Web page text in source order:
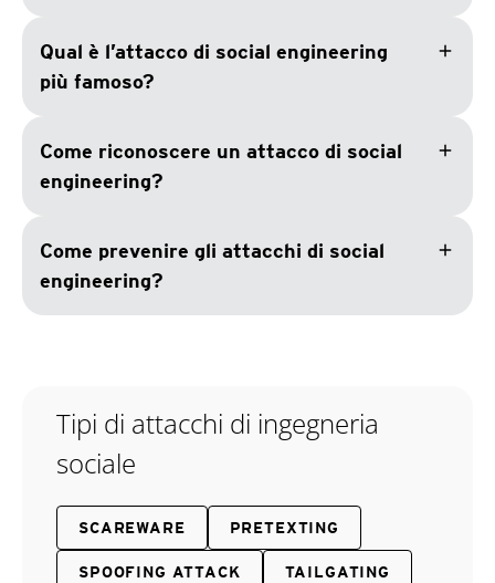
Qual è l’attacco di social engineering
più famoso?
add
Come riconoscere un attacco di social
engineering?
add
Come prevenire gli attacchi di social
engineering?
add
Tipi di attacchi di ingegneria
sociale
SCAREWARE PRETEXTING
SPOOFING ATTACK TAILGATING